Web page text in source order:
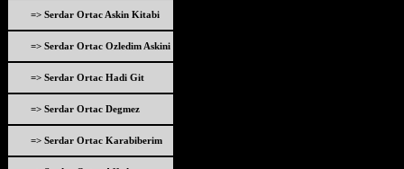
=> Serdar Ortac Askin Kitabi
=> Serdar Ortac Ozledim Askini
=> Serdar Ortac Hadi Git
=> Serdar Ortac Degmez
=> Serdar Ortac Karabiberim